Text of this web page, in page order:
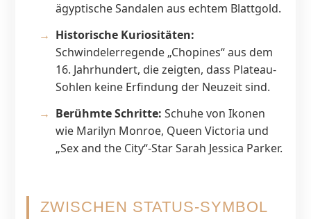
ägyptische Sandalen aus echtem Blattgold.
Historische Kuriositäten:
Schwindelerregende „Chopines“ aus dem
16. Jahrhundert, die zeigten, dass Plateau-
Sohlen keine Erfindung der Neuzeit sind.
Berühmte Schritte: Schuhe von Ikonen
wie Marilyn Monroe, Queen Victoria und
„Sex and the City“-Star Sarah Jessica Parker.
ZWISCHEN STATUS-SYMBOL